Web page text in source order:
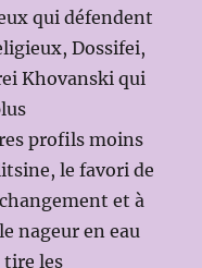
qui défendent
Dossifei,
Khovanski qui
profils moins
le favori de
et à
nageur en eau
tire les